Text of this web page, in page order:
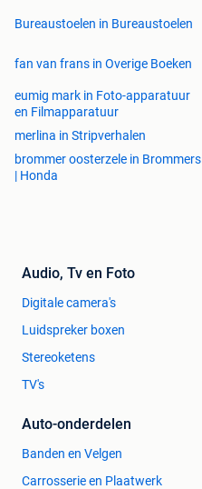
Bureaustoelen in Bureaustoelen
fan van frans in Overige Boeken
eumig mark in Foto-apparatuur
en Filmapparatuur
merlina in Stripverhalen
brommer oosterzele in Brommers
| Honda
Audio, Tv en Foto
Digitale camera's
Luidspreker boxen
Stereoketens
TV's
Auto-onderdelen
Banden en Velgen
Carrosserie en Plaatwerk